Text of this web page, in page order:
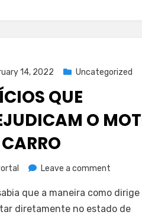
14, 2022 Uncategorized
QUE
O
Leave a comment
vícios
que
que a maneira como dirige
diretamente no estado de